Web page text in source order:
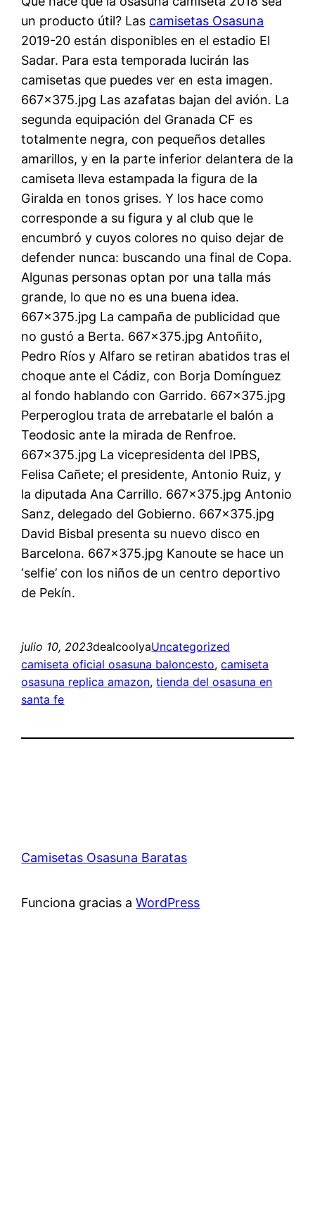
un producto útil? Las camisetas Osasuna
2019-20 están disponibles en el estadio El
Sadar. Para esta temporada lucirán las
camisetas que puedes ver en esta imagen.
667×375.jpg Las azafatas bajan del avión. La
segunda equipación del Granada CF es
totalmente negra, con pequeños detalles
amarillos, y en la parte inferior delantera de la
camiseta lleva estampada la figura de la
Giralda en tonos grises. Y los hace como
corresponde a su figura y al club que le
encumbró y cuyos colores no quiso dejar de
defender nunca: buscando una final de Copa.
Algunas personas optan por una talla más
grande, lo que no es una buena idea.
667×375.jpg La campaña de publicidad que
no gustó a Berta. 667×375.jpg Antoñito,
Pedro Ríos y Alfaro se retiran abatidos tras el
choque ante el Cádiz, con Borja Domínguez
al fondo hablando con Garrido. 667×375.jpg
Perperoglou trata de arrebatarle el balón a
Teodosic ante la mirada de Renfroe.
667×375.jpg La vicepresidenta del IPBS,
Felisa Cañete; el presidente, Antonio Ruiz, y
la diputada Ana Carrillo. 667×375.jpg Antonio
Sanz, delegado del Gobierno. 667×375.jpg
David Bisbal presenta su nuevo disco en
Barcelona. 667×375.jpg Kanoute se hace un
‘selfie’ con los niños de un centro deportivo
de Pekín.
julio 10, 2023dealcoolyaUncategorized
camiseta oficial osasuna baloncesto, camiseta
osasuna replica amazon, tienda del osasuna en
santa fe
Camisetas Osasuna Baratas
Funciona gracias aWordPress